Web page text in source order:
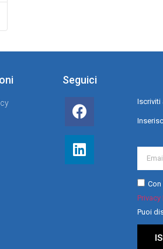
Seguici
Iscriviti
Privacy
Puoi